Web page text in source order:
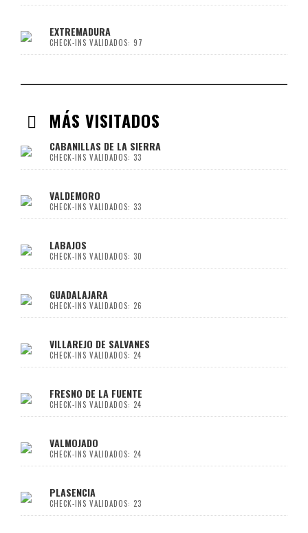
EXTREMADURA
CHECK-INS VALIDADOS: 97
MÁS VISITADOS
CABANILLAS DE LA SIERRA
CHECK-INS VALIDADOS: 33
VALDEMORO
CHECK-INS VALIDADOS: 33
LABAJOS
CHECK-INS VALIDADOS: 30
GUADALAJARA
CHECK-INS VALIDADOS: 26
VILLAREJO DE SALVANES
CHECK-INS VALIDADOS: 24
FRESNO DE LA FUENTE
CHECK-INS VALIDADOS: 24
VALMOJADO
CHECK-INS VALIDADOS: 24
PLASENCIA
CHECK-INS VALIDADOS: 23